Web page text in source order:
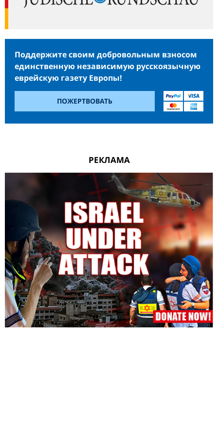
Поддержите своим добровольным взносом
единственную независимую русскоязычную
еврейскую газету Европы!
ПОЖЕРТВОВАТЬ
РЕКЛАМА